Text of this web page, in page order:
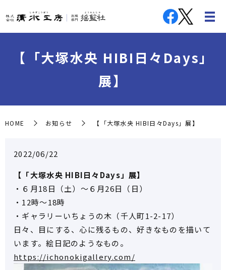
【「大塚水央 HIBI日々Days」
展】
HOME お知らせ 【「大塚水央 HIBI日々Days」展】
2022/06/22
【「大塚水央 HIBI日々Days」展】
・６月18日（土）〜６月26日（日）
・12時～18時
・ギャラリーいちょうの木（千人町1-2-17）
日々、目にする、心に残るもの、好きなものを描いて
います。絵日記のようなもの。
https://ichonokigallery.com/